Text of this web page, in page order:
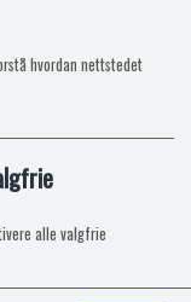
hvordan nettstedet
alle valgfrie